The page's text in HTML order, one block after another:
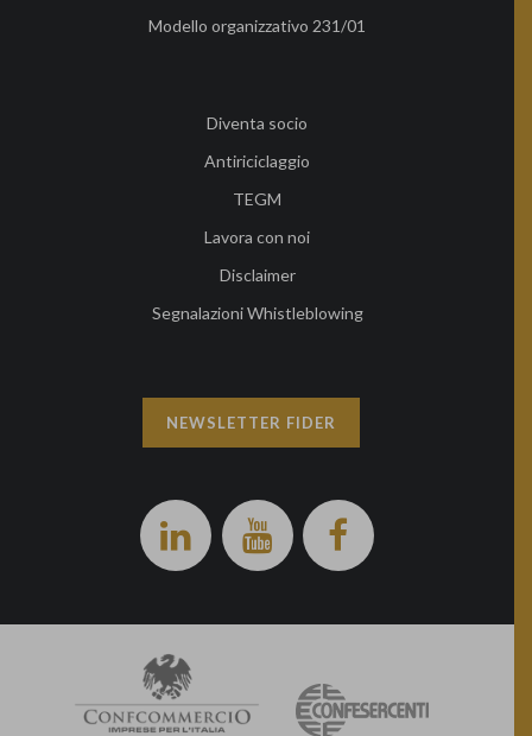
Modello organizzativo 231/01
Diventa socio
Antiriciclaggio
TEGM
Lavora con noi
Disclaimer
Segnalazioni Whistleblowing
NEWSLETTER FIDER